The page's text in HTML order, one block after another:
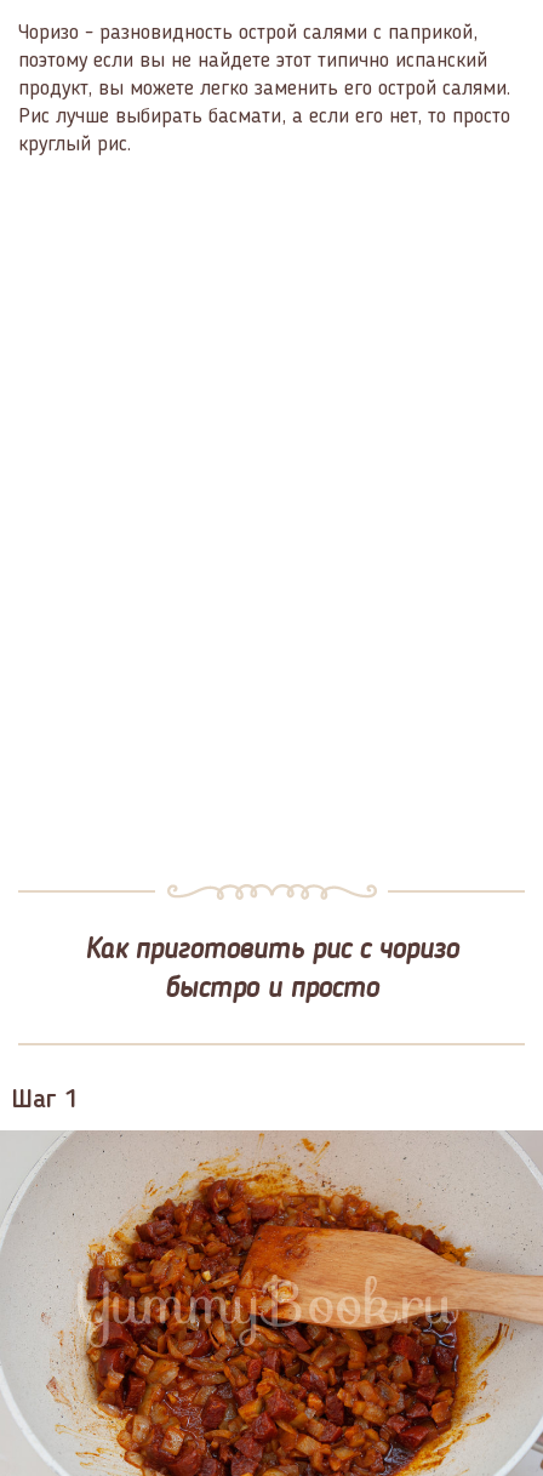
Чоризо - разновидность острой салями с паприкой,
поэтому если вы не найдете этот типично испанский
продукт, вы можете легко заменить его острой салями.
Рис лучше выбирать басмати, а если его нет, то просто
круглый рис.
Как приготовить рис с чоризо
быстро и просто
Шаг 1